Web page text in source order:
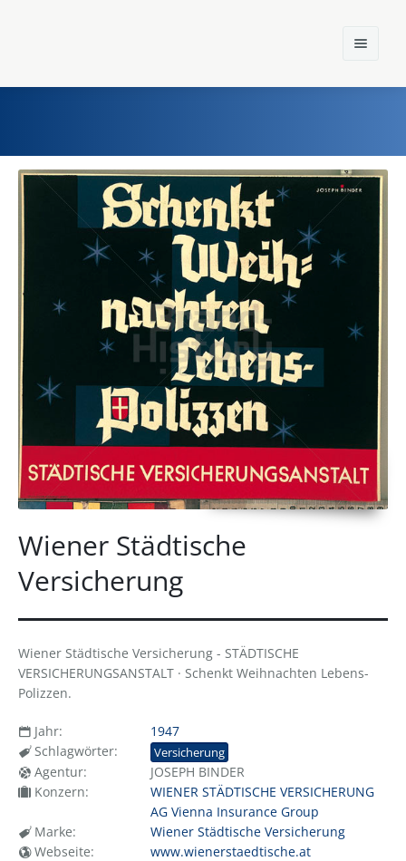
Home
Einst und Heute
Marken
Konzerne
Epoche
Wiener Städtische
Versicherung
Wiener Städtische Versicherung - STÄDTISCHE
VERSICHERUNGSANSTALT · Schenkt Weihnachten Lebens-
Polizzen.
Jahr:
1947
Schlagwörter:
Versicherung
Agentur:
JOSEPH BINDER
Konzern:
WIENER STÄDTISCHE VERSICHERUNG
AG Vienna Insurance Group
Marke:
Wiener Städtische Versicherung
Webseite:
www.wienerstaedtische.at